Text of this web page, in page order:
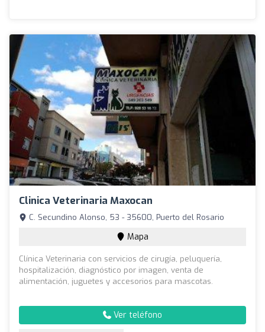
Clinica Veterinaria Maxocan
C. Secundino Alonso, 53 - 35600, Puerto del Rosario
Mapa
Clínica Veterinaria con servicios de cirugía, peluquería,
hospitalización, diagnóstico por imagen, venta de
alimentación, juguetes y accesorios para mascotas.
Ver teléfono